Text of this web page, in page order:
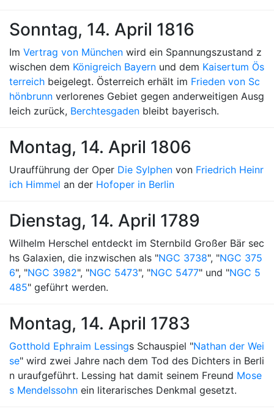
Sonntag, 14. April 1816
Im Vertrag von München wird ein Spannungszustand z
wischen dem Königreich Bayern und dem Kaisertum Ös
terreich beigelegt. Österreich erhält im Frieden von Sc
hönbrunn verlorenes Gebiet gegen anderweitigen Ausg
leich zurück, Berchtesgaden bleibt bayerisch.
Montag, 14. April 1806
Uraufführung der Oper Die Sylphen von Friedrich Heinr
ich Himmel an der Hofoper in Berlin
Dienstag, 14. April 1789
Wilhelm Herschel entdeckt im Sternbild Großer Bär sec
hs Galaxien, die inzwischen als "NGC 3738", "NGC 375
6", "NGC 3982", "NGC 5473", "NGC 5477" und "NGC 5
485" geführt werden.
Montag, 14. April 1783
Gotthold Ephraim Lessings Schauspiel "Nathan der Wei
se" wird zwei Jahre nach dem Tod des Dichters in Berli
n uraufgeführt. Lessing hat damit seinem Freund Mose
s Mendelssohn ein literarisches Denkmal gesetzt.